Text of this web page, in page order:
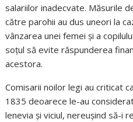
salariilor inadecvate. Măsurile
către parohii au dus uneori la
vânzarea unei femei și a
soțul să evite răspunderea
acestora.
Comisarii noilor legi au criticat
1835 deoarece le-au
lenevia și viciul, nereușind să-i